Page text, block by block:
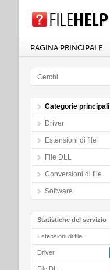
PAGINA PRINCIPALE
Categorie principali
Driver
Estensioni di file
File DLL
Conversioni di file
Software
Statistiche del servizio
Estensioni di file
Driver